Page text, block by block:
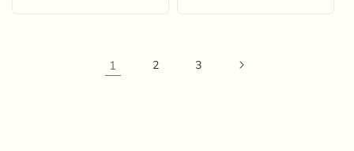
1 2 3